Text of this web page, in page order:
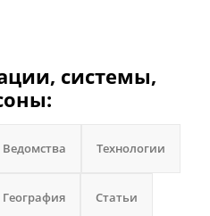
системы,
Ведомства Технологии
География Статьи